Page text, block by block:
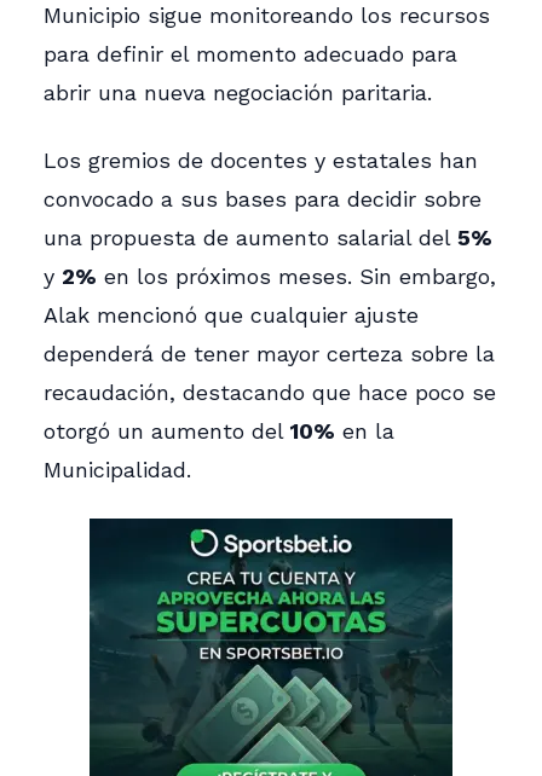
Municipio sigue monitoreando los recursos
para definir el momento adecuado para
abrir una nueva negociación paritaria.
Los gremios de docentes y estatales han
convocado a sus bases para decidir sobre
una propuesta de aumento salarial del 5%
y 2% en los próximos meses. Sin embargo,
Alak mencionó que cualquier ajuste
dependerá de tener mayor certeza sobre la
recaudación, destacando que hace poco se
otorgó un aumento del 10% en la
Municipalidad.